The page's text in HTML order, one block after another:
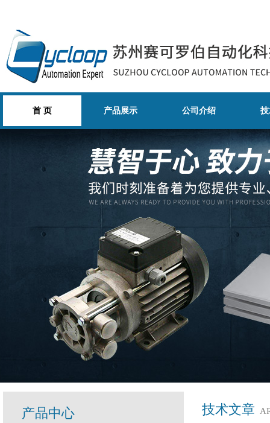
首 页 产品展示 公司介绍
技术文章
产品中心